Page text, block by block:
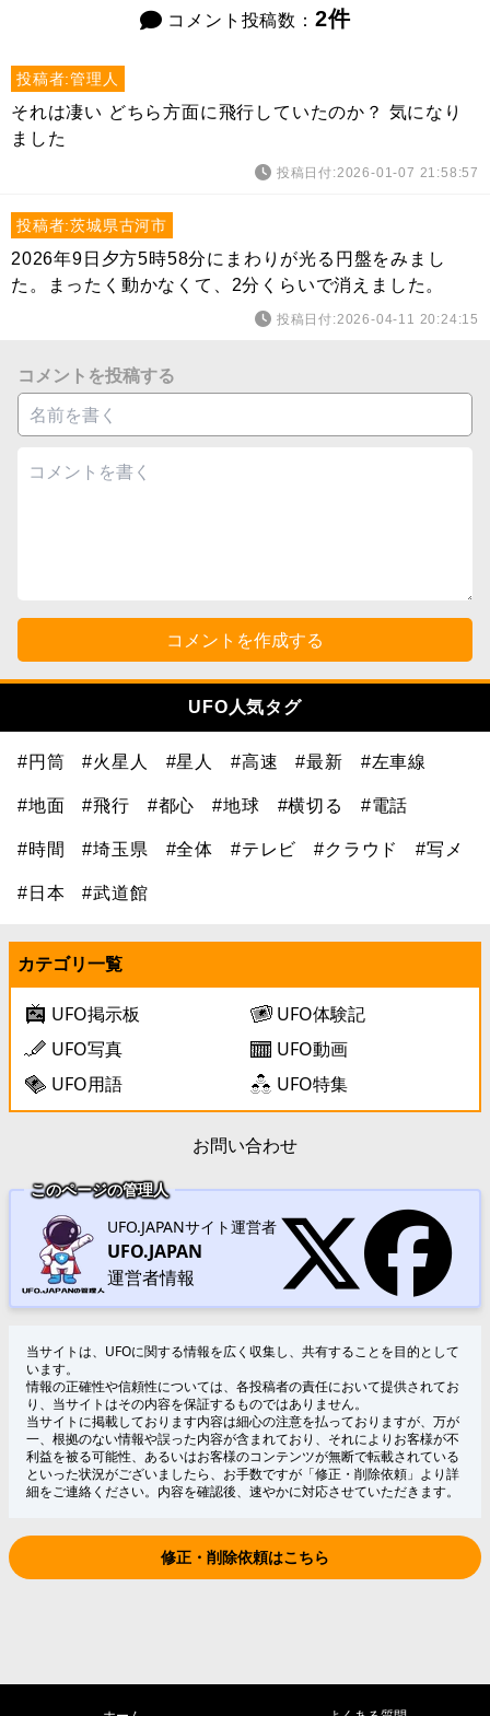
コメント投稿数： 2件
投稿者:管理人
それは凄い どちら方面に飛行していたのか？ 気になり
ました
投稿日付:2026-01-07 21:58:57
投稿者:茨城県古河市
2026年9日夕方5時58分にまわりが光る円盤をみまし
た。まったく動かなくて、2分くらいで消えました。
投稿日付:2026-04-11 20:24:15
コメントを投稿する
コメントを作成する
UFO人気タグ
#円筒 #火星人 #星人 #高速 #最新 #左車線
#地面 #飛行 #都心 #地球 #横切る #電話
#時間 #埼玉県 #全体 #テレビ #クラウド #写メ
#日本 #武道館
カテゴリ一覧
UFO掲示板
UFO体験記
UFO写真
UFO動画
UFO用語
UFO特集
お問い合わせ
このページの管理人
UFO.JAPANサイト運営者
UFO.JAPAN
運営者情報
当サイトは、UFOに関する情報を広く収集し、共有することを目的として
います。
情報の正確性や信頼性については、各投稿者の責任において提供されてお
り、当サイトはその内容を保証するものではありません。
当サイトに掲載しております内容は細心の注意を払っておりますが、万が
一、根拠のない情報や誤った内容が含まれており、それによりお客様が不
利益を被る可能性、あるいはお客様のコンテンツが無断で転載されている
といった状況がございましたら、お手数ですが「修正・削除依頼」より詳
細をご連絡ください。内容を確認後、速やかに対応させていただきます。
修正・削除依頼はこちら